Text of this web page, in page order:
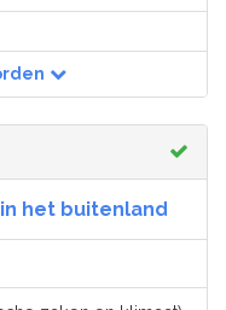
het buitenland